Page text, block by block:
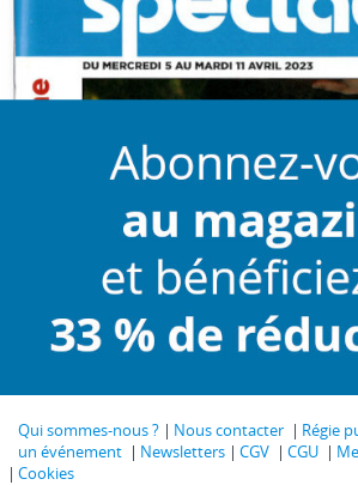
Qui sommes-nous ? Nous contacter Régie
un événement
Newsletters CGV CGU
Cookies